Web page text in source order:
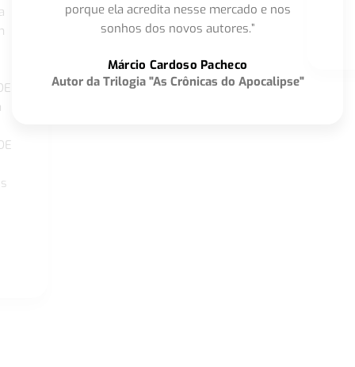
porque ela acredita nesse mercado e nos
sonhos dos novos autores.”
Márcio Cardoso Pacheco
Autor da Trilogia "As Crônicas do Apocalipse"